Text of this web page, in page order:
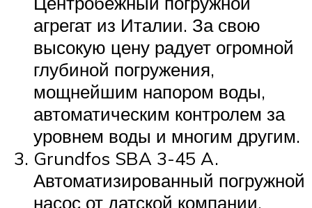
агрегат из Италии. За свою
высокую цену радует огромной
глубиной погружения,
мощнейшим напором воды,
автоматическим контролем за
уровнем воды и многим другим.
Grundfos SBA 3-45 A.
Автоматизированный погружной
насос от датской компании.